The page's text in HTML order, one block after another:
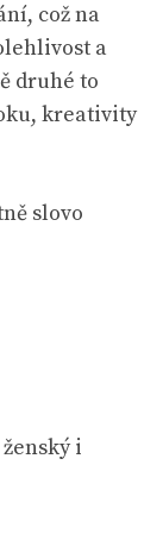
což na
a
druhé to
kreativity
slovo
i